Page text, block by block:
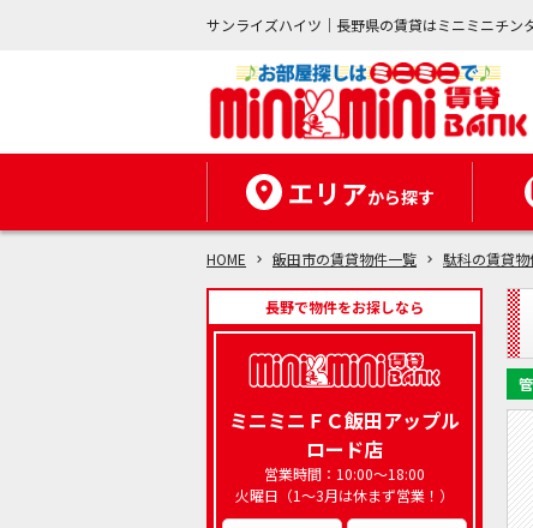
サンライズハイツ｜長野県の賃貸はミニミニチン
エリアから探す
HOME 飯田市の賃貸物件一覧 駄科の賃貸
長野で物件をお探しなら
ミニミニＦＣ飯田アップル
ロード店
営業時間：10:00～18:00
火曜日（1～3月は休まず営業！）